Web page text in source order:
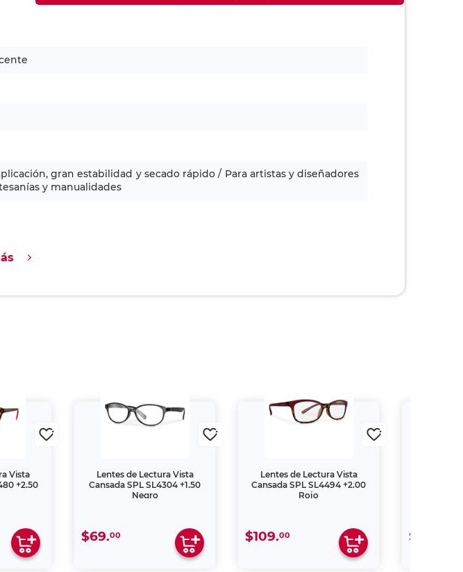
gran estabilidad y secado rápido / Para artistas y diseñadores
y manualidades
Vista
+2.50
Lentes de Lectura Vista
Cansada SPL SL4304 +1.50
Negro
$69.00
Lentes de Lectura Vista
Cansada SPL SL4494 +2.00
Rojo
$109.00 $109.